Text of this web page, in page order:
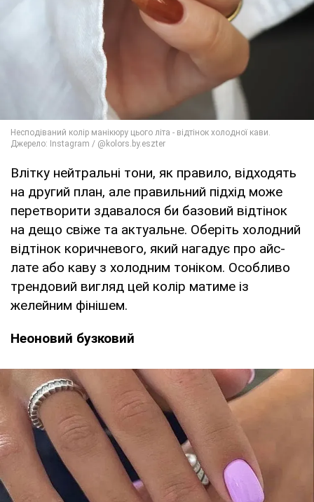
Влітку нейтральні тони, як правило, відходять
на другий план, але правильний підхід може
перетворити здавалося би базовий відтінок
на дещо свіже та актуальне. Оберіть холодний
відтінок коричневого, який нагадує про айс-
лате або каву з холодним тоніком. Особливо
трендовий вигляд цей колір матиме із
желейним фінішем.
Неоновий бузковий